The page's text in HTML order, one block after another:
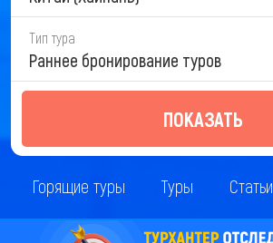
Тип тура
Раннее бронирование туров
ПОКАЗАТЬ
Горящие туры Туры Статьи